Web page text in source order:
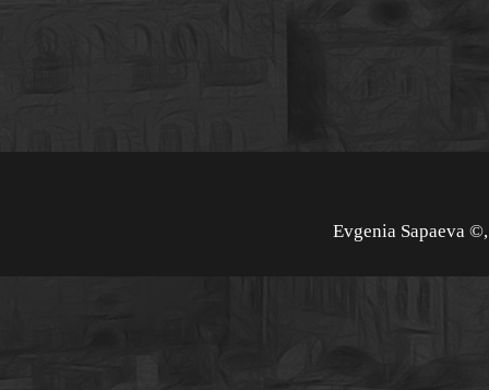
Evgenia Sapaeva